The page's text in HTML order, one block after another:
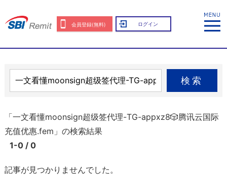
会員登録(無料) ログイン
検索
「一文看懂moonsign超级签代理-TG-appxz8🎲腾讯云国际
充值优惠.fem」の検索結果
1-0 / 0
記事が見つかりませんでした。